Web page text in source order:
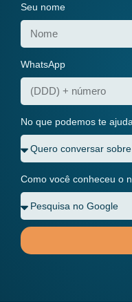
Seu nome
WhatsApp
No que podemos te
Como você conheceu o